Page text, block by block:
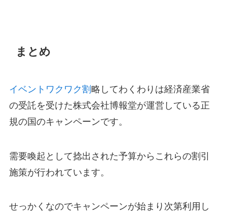
まとめ
イベントワクワク割略してわくわりは経済産業省
の受託を受けた株式会社博報堂が運営している正
規の国のキャンペーンです。
需要喚起として捻出された予算からこれらの割引
施策が行われています。
せっかくなのでキャンペーンが始まり次第利用し